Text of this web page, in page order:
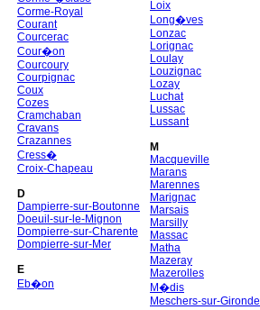
Corme-Royal
Courant
Courcerac
Cour�on
Courcoury
Courpignac
Coux
Cozes
Cramchaban
Cravans
Crazannes
Cress�
Croix-Chapeau
D
Dampierre-sur-Boutonne
Doeuil-sur-le-Mignon
Dompierre-sur-Charente
Dompierre-sur-Mer
E
Eb�on
Loix
Long�ves
Lonzac
Lorignac
Loulay
Louzignac
Lozay
Luchat
Lussac
Lussant
M
Macqueville
Marans
Marennes
Marignac
Marsais
Marsilly
Massac
Matha
Mazeray
Mazerolles
M�dis
Meschers-sur-Gironde